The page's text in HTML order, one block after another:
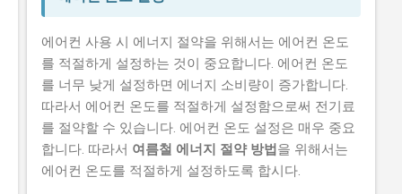
에어컨 사용 시 에너지 절약을 위해서는 에어컨 온도
를 적절하게 설정하는 것이 중요합니다. 에어컨 온도
를 너무 낮게 설정하면 에너지 소비량이 증가합니다.
따라서 에어컨 온도를 적절하게 설정함으로써 전기료
를 절약할 수 있습니다. 에어컨 온도 설정은 매우 중요
합니다. 따라서 여름철 에너지 절약 방법 을 위해서는
에어컨 온도를 적절하게 설정하도록 합시다.